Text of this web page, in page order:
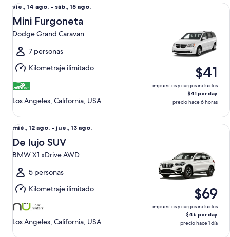
Del
vie.,
14
ago.
al
sáb.,
15
ago.
vie., 14 ago. - sáb., 15 ago.
Mini Furgoneta
Dodge Grand Caravan
7 personas
Kilometraje ilimitado
Los Angeles, California, USA
$41
impuestos y cargos incluidos
$41 per day
precio hace 6 horas
Del
mié.,
12
ago.
al
jue.,
13
ago.
mié., 12 ago. - jue., 13 ago.
De lujo SUV
BMW X1 xDrive AWD
5 personas
Kilometraje ilimitado
Los Angeles, California, USA
$69
impuestos y cargos incluidos
$46 per day
precio hace 1 día
De lujo SUV BMW X1 xDrive AWD